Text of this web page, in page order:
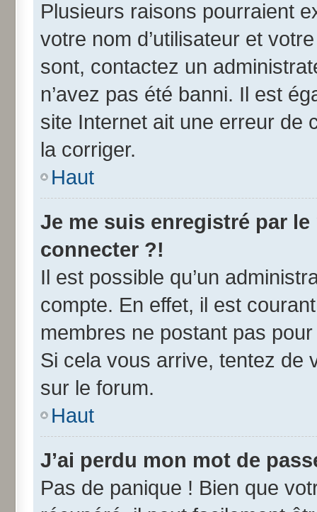
Plusieurs raisons pourraient
votre nom d’utilisateur et
sont, contactez un
n’avez pas été banni. Il est
site Internet ait une erreur de
la corriger.
Haut
Je me suis enregistré par
connecter ?!
Il est possible qu’un
compte. En effet, il est
membres ne postant pas
Si cela vous arrive, tentez de
sur le forum.
Haut
J’ai perdu mon mot de
Pas de panique ! Bien que